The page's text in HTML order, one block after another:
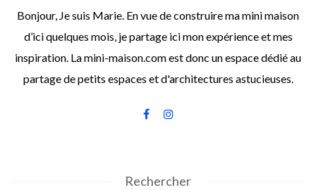
Bonjour, Je suis Marie. En vue de construire ma mini maison
d’ici quelques mois, je partage ici mon expérience et mes
inspiration. La mini-maison.com est donc un espace dédié au
partage de petits espaces et d'architectures astucieuses.
Rechercher